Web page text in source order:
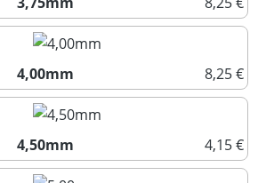
3,75mm
4,00mm
8,25 €
4,00mm
4,50mm
4,15 €
4,50mm